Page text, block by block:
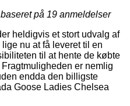
på 19 anmeldelser
heldigvis et stort udvalg af
nu at få leveret til en
til at hente de købte
er nemlig
endda den billigste
Goose Ladies Chelsea